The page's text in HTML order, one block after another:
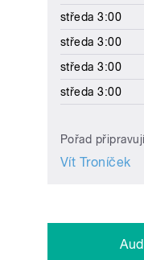
středa 3:00
středa 3:00
středa 3:00
středa 3:00
Pořad
Vít Troníček